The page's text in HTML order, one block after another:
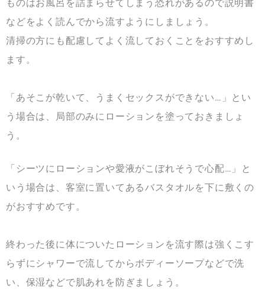
ものはお風呂を詰まらせてしまう恐れがあるので説明書
などをよく読んでから流すようにしましょう。
清掃の方にも配慮してよく流しておくことをおすすめし
ます。
「あそこが乾いて、うまくセックスができない…」とい
う場合は、局部のみにローションを塗っておきましょ
う。
「シーツにローションや愛液がこぼれそうで心配…」と
いう場合は、客室に置いてあるバスタオルを下に敷くの
がおすすめです。
終わった後に体についたローションを流す際は強くこす
らずにシャワーで流してからボディーソープなどで洗
い、保湿などで肌あれを防ぎましょう。